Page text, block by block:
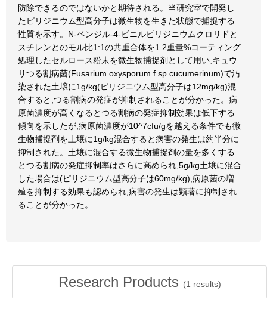
防除できるのではないかと期待される。当研究室で開発し
たピリジニウム型高分子は微生物を生きた状態で捕捉する
性質を示す。N-ベンジル-4-ビニルピリジニウムクロリドと
スチレンとのモル比1:1の共重合体を1.2重量%コーティング
処理したセルロース粉末を微生物捕捉剤として用い,キュウ
リつる割病菌(Fusarium oxysporum f.sp.cucumerinum)で汚
染された土壌に1g/kg(ピリジニウム型高分子は12mg/kg)混
合すると,つる割病の発症が抑制されることが分かった。病
原菌濃度が高くなるとつる割病の発症抑制効果は低下する
傾向を示したが,病原菌濃度が10^7cfu/gを越える条件でも微
生物捕捉剤を土壌に1g/kg混合すると病害の発生は約半分に
抑制された。土壌に混合する微生物捕捉剤の量を多くする
とつる割病の発症抑制率はさらに高められ,5g/kg土壌に混合
した場合は(ピリジニウム型高分子は60mg/kg),病原菌の増
殖を抑制する効果も認められ,病害の発生は顕著に抑制され
ることが分かった。
Research Products (1 results)